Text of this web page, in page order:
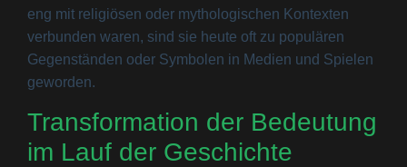
eng mit religiösen oder mythologischen Kontexten
verbunden waren, sind sie heute oft zu populären
Gegenständen oder Symbolen in Medien und Spielen
geworden.
Transformation der Bedeutung
im Lauf der Geschichte